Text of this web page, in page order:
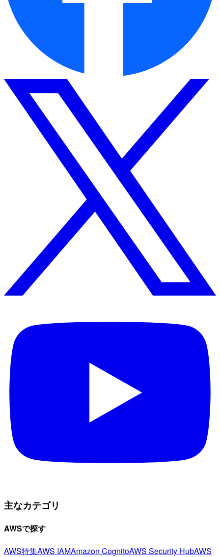
主なカテゴリ
AWSで探す
AWS特集AWS IAMAmazon CognitoAWS Security HubAWS